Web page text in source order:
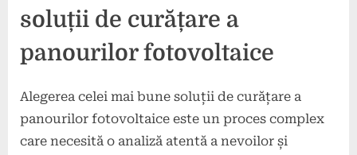
soluții de curățare a
panourilor fotovoltaice
Alegerea celei mai bune soluții de curățare a
panourilor fotovoltaice este un proces complex
care necesită o analiză atentă a nevoilor și